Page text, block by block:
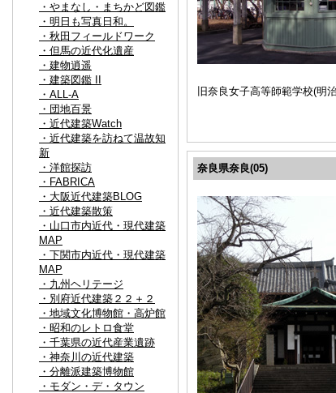
・やまなし・まちかど図鑑
・明日も写真日和。
・秋田フィールドワーク
・但馬の近代化遺産
・建物逍遥
・建築図鑑 II
・ALL-A
・団地百景
・近代建築Watch
・近代建築を訪ねて温故知
新
・洋館探訪
・FABRICA
・大阪近代建築BLOG
・近代建築散策
・山口市内近代・現代建築
MAP
・下関市内近代・現代建築
MAP
・九州ヘリテージ
・別府近代建築２２＋２
・地域文化博物館・高炉館
・昭和のレトロ食堂
・千葉県の近代産業遺跡
・神奈川の近代建築
・分離派建築博物館
・モダン・デ・タウン
旧奈良女子高等師範学校(明
奈良県奈良(05)